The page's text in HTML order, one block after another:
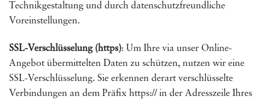
Technikgestaltung und durch datenschutzfreundliche
Voreinstellungen.
SSL-Verschlüsselung (https): Um Ihre via unser Online-
Angebot übermittelten Daten zu schützen, nutzen wir eine
SSL-Verschlüsselung. Sie erkennen derart verschlüsselte
Verbindungen an dem Präfix https:// in der Adresszeile Ihres